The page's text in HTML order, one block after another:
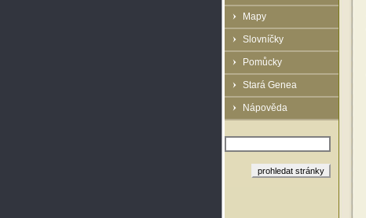
Mapy
Slovníčky
Pomůcky
Stará Genea
Nápověda